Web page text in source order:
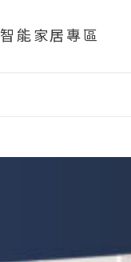
智能家居專區